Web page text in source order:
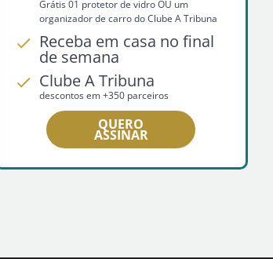
Grátis 01 protetor de vidro OU um
organizador de carro do Clube A Tribuna
Receba em casa no final
de semana
Clube A Tribuna
descontos em +350 parceiros
QUERO
ASSINAR